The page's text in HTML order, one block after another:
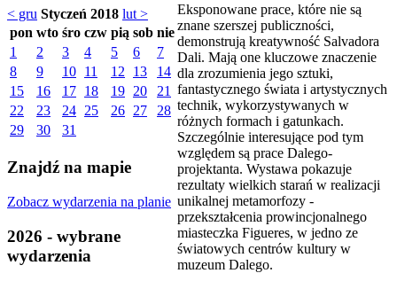
< gru Styczeń 2018 lut >
pon wto śro czw pią sob nie
1
2 3 4 5 6
7
8
9 10 11 12 13
14
15
16 17 18 19 20
21
22
23 24 25 26 27
28
29
30 31
Znajdź na mapie
Zobacz wydarzenia na planie
2026 - wybrane
wydarzenia
Eksponowane prace, które nie są
znane szerszej publiczności,
demonstrują kreatywność Salvadora
Dali. Mają one kluczowe znaczenie
dla zrozumienia jego sztuki,
fantastycznego świata i artystycznych
technik, wykorzystywanych w
różnych formach i gatunkach.
Szczególnie interesujące pod tym
względem są prace Dalego-
projektanta. Wystawa pokazuje
rezultaty wielkich starań w realizacji
unikalnej metamorfozy -
przekształcenia prowincjonalnego
miasteczka Figueres, w jedno ze
światowych centrów kultury w
muzeum Dalego.